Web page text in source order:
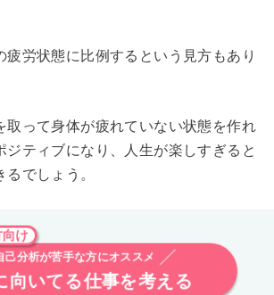
疲労状態に比例するという見方もあり
取って身体が疲れていない状態を作れ
ジティブになり、人生が楽しすぎると
でしょう。
け
己分析が苦手な方にオススメ
向いてる仕事を考える